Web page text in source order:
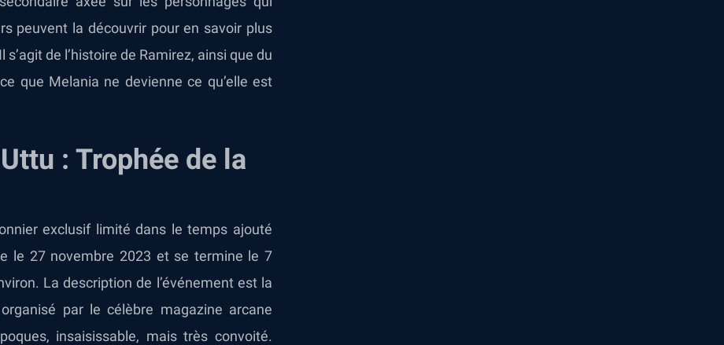
peuvent la découvrir pour en savoir plus
de l’histoire de Ramirez, ainsi que du
que Melania ne devienne ce qu’elle est
: Trophée de la
exclusif limité dans le temps ajouté
le 27 novembre 2023 et se termine le 7
La description de l’événement est la
par le célèbre magazine arcane
insaisissable, mais très convoité.